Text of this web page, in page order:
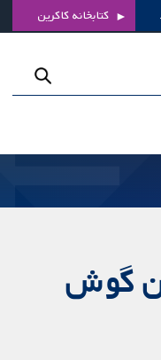
کتابخانه کاکرین
گوش